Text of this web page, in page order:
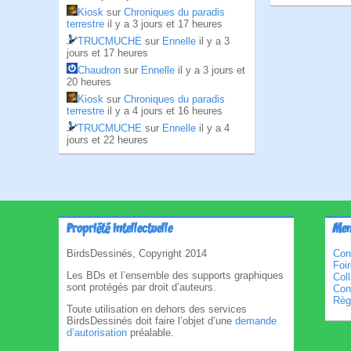
Kiosk sur Chroniques du paradis
terrestre il y a 3 jours et 17 heures
TRUCMUCHE sur Ennelle il y a 3
jours et 17 heures
Chaudron sur Ennelle il y a 3 jours et
20 heures
Kiosk sur Chroniques du paradis
terrestre il y a 4 jours et 16 heures
TRUCMUCHE sur Ennelle il y a 4
jours et 22 heures
Propriété intellectuelle
BirdsDessinés, Copyright 2014
Les BDs et l’ensemble des supports graphiques
sont protégés par droit d’auteurs.
Toute utilisation en dehors des services
BirdsDessinés doit faire l’objet d’une demande
d’autorisation préalable.